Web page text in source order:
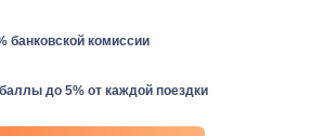
банковской комиссии
до 5% от каждой поездки